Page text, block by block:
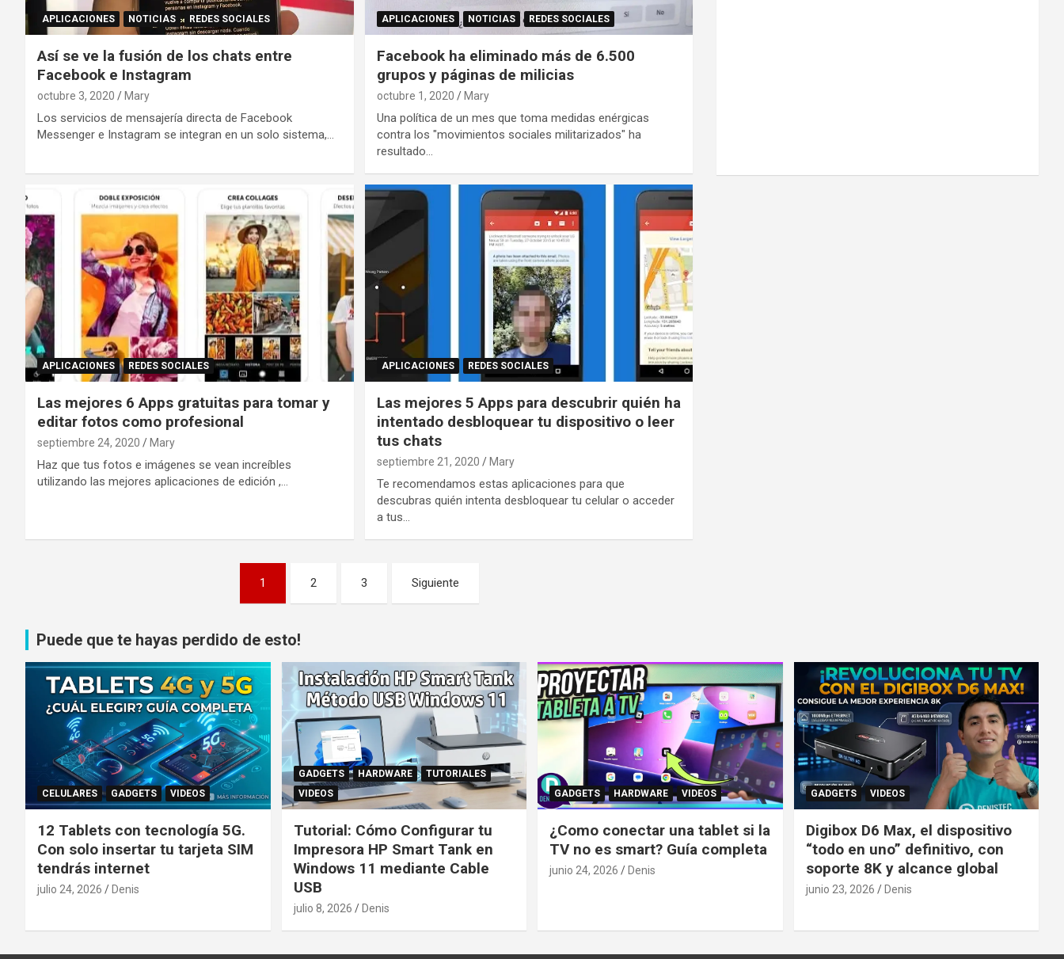
APLICACIONES NOTICIAS REDES SOCIALES
Así se ve la fusión de los chats entre
Facebook e Instagram
octubre 3, 2020 Mary
Los servicios de mensajería directa de Facebook
Messenger e Instagram se integran en un solo sistema,…
APLICACIONES NOTICIAS REDES SOCIALES
Facebook ha eliminado más de 6.500
grupos y páginas de milicias
octubre 1, 2020 Mary
Una política de un mes que toma medidas enérgicas
contra los "movimientos sociales militarizados" ha
resultado…
APLICACIONES REDES SOCIALES
Las mejores 6 Apps gratuitas para tomar y
editar fotos como profesional
septiembre 24, 2020 Mary
Haz que tus fotos e imágenes se vean increíbles
utilizando las mejores aplicaciones de edición ,…
APLICACIONES REDES SOCIALES
Las mejores 5 Apps para descubrir quién ha
intentado desbloquear tu dispositivo o leer
tus chats
septiembre 21, 2020 Mary
Te recomendamos estas aplicaciones para que
descubras quién intenta desbloquear tu celular o acceder
a tus…
entradas
1 2 3 Siguiente
Puede que te hayas perdido de esto!
CELULARES GADGETS VIDEOS
12 Tablets con tecnología 5G.
Con solo insertar tu tarjeta SIM
tendrás internet
julio 24, 2026 Denis
GADGETS HARDWARE
TUTORIALES
VIDEOS
Tutorial: Cómo Configurar tu
Impresora HP Smart Tank en
Windows 11 mediante Cable
USB
julio 8, 2026 Denis
GADGETS HARDWARE VIDEOS
¿Como conectar una tablet si la
TV no es smart? Guía completa
junio 24, 2026 Denis
GADGETS VIDEOS
Digibox D6 Max, el dispositivo
“todo en uno” definitivo, con
soporte 8K y alcance global
junio 23, 2026 Denis